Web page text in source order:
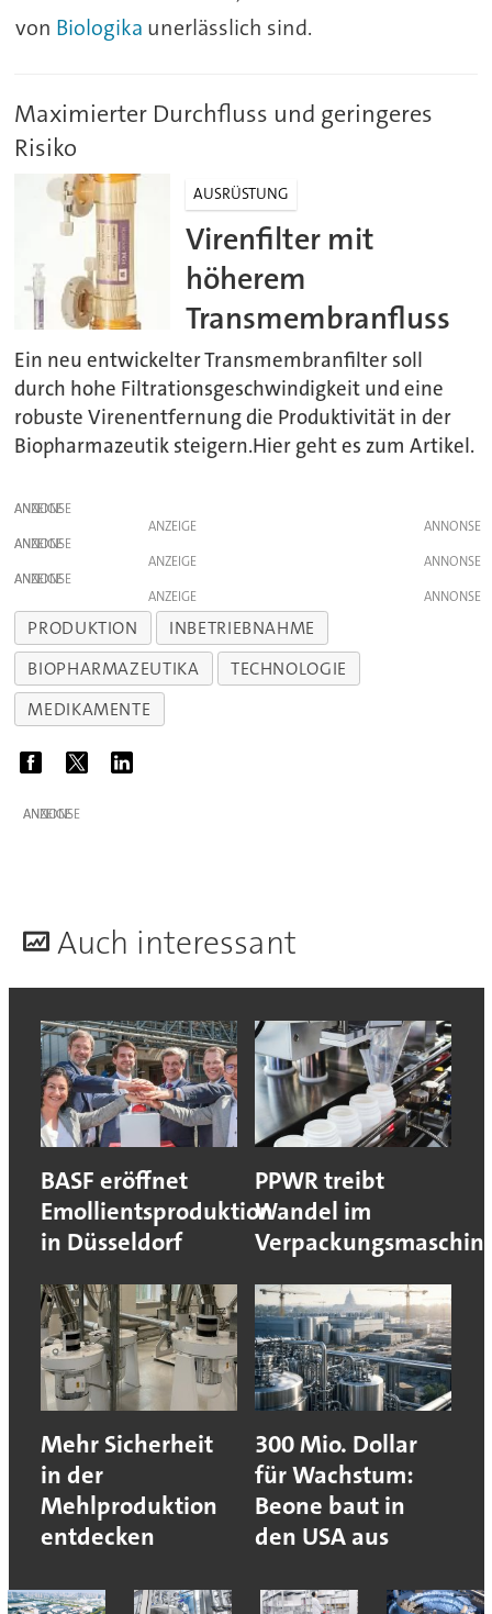
von Biologika unerlässlich sind.
Maximierter Durchfluss und geringeres
Risiko
AUSRÜSTUNG
Virenfilter mit
höherem
Transmembranfluss
Ein neu entwickelter Transmembranfilter soll
durch hohe Filtrationsgeschwindigkeit und eine
robuste Virenentfernung die Produktivität in der
Biopharmazeutik steigern.Hier geht es zum Artikel.
ANZEIGE
ANZEIGE
ANZEIGE
ANZEIGE
ANZEIGE
ANZEIGE
PRODUKTION
INBETRIEBNAHME
BIOPHARMAZEUTIKA
TECHNOLOGIE
MEDIKAMENTE
ANZEIGE
Auch interessant
BASF eröffnet
Emollientsproduktion
in Düsseldorf
PPWR treibt
Wandel im
Mehr Sicherheit
in der
Mehlproduktion
entdecken
300 Mio. Dollar
für Wachstum:
Beone baut in
den USA aus